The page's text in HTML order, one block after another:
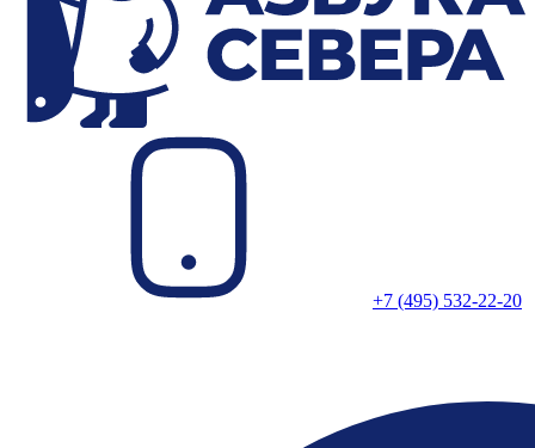
+7 (495) 532-22-20